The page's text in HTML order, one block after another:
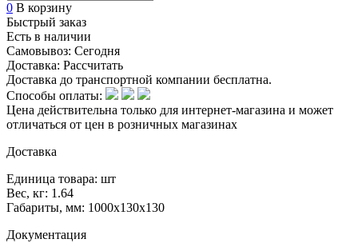
0 В корзину
Быстрый заказ
Есть в наличии
Самовывоз: Сегодня
Доставка: Рассчитать
Доставка до транспортной компании бесплатна.
Способы оплаты:
Цена действительна только для интернет-магазина и может
отличаться от цен в розничных магазинах
Доставка
Единица товара: шт
Вес, кг: 1.64
Габариты, мм: 1000х130х130
Документация